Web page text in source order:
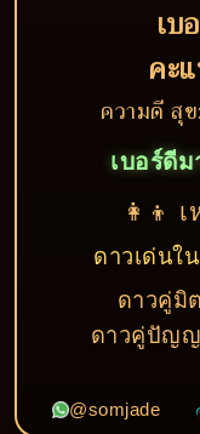
เบ
คะ
ความดี สุ
เบอร์ดี
👩‍👦
ดาวเด่นใ
ดาวคู่มิ
ดาวคู่ปัญญ
@somjade